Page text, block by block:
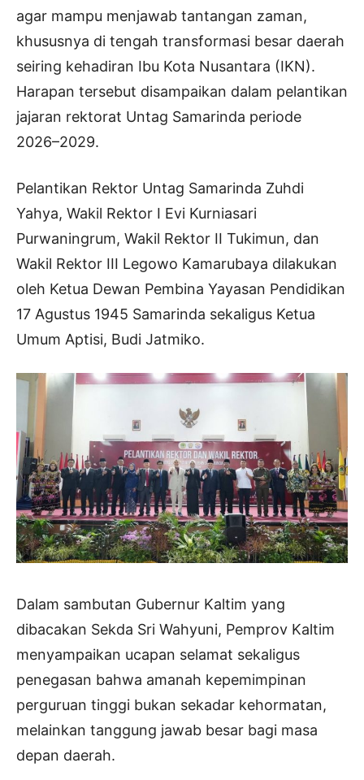
agar mampu menjawab tantangan zaman,
khususnya di tengah transformasi besar daerah
seiring kehadiran Ibu Kota Nusantara (IKN).
Harapan tersebut disampaikan dalam pelantikan
jajaran rektorat Untag Samarinda periode
2026–2029.
Pelantikan Rektor Untag Samarinda Zuhdi
Yahya, Wakil Rektor I Evi Kurniasari
Purwaningrum, Wakil Rektor II Tukimun, dan
Wakil Rektor III Legowo Kamarubaya dilakukan
oleh Ketua Dewan Pembina Yayasan Pendidikan
17 Agustus 1945 Samarinda sekaligus Ketua
Umum Aptisi, Budi Jatmiko.
Dalam sambutan Gubernur Kaltim yang
dibacakan Sekda Sri Wahyuni, Pemprov Kaltim
menyampaikan ucapan selamat sekaligus
penegasan bahwa amanah kepemimpinan
perguruan tinggi bukan sekadar kehormatan,
melainkan tanggung jawab besar bagi masa
depan daerah.